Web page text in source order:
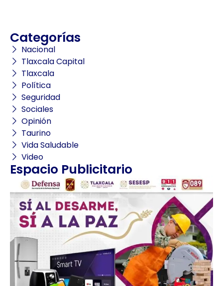
Categorías
Nacional
Tlaxcala Capital
Tlaxcala
Política
Seguridad
Sociales
Opinión
Taurino
Vida Saludable
Video
Espacio Publicitario